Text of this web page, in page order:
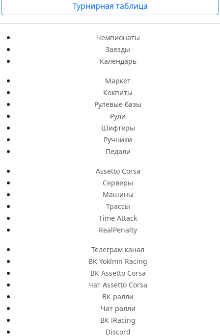
Турнирная таблица
Чемпионаты
Заезды
Календарь
Маркет
Кокпиты
Рулевые базы
Рули
Шифтеры
Ручники
Педали
Assetto Corsa
Серверы
Машины
Трассы
Time Attack
RealPenalty
Телеграм канал
ВК Yoklmn Racing
ВК Assetto Corsa
Чат Assetto Corsa
ВК ралли
Чат ралли
ВК iRacing
Discord